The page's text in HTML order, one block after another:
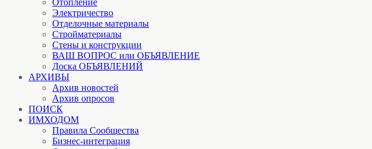
Электричество
Отделочные материалы
Стройматериалы
Стены и конструкции
ВАШ ВОПРОС или ОБЪЯВЛЕНИЕ
Доска ОБЪЯВЛЕНИЙ
АРХИВЫ
Архив новостей
Архив опросов
ПОИСК
ИМХОДОМ
Правила Сообщества
Бизнес-интеграция